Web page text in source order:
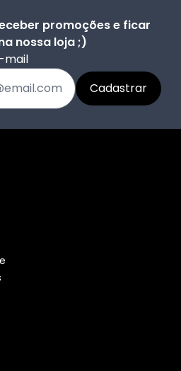
promoções e ficar
nossa loja ;)
mail